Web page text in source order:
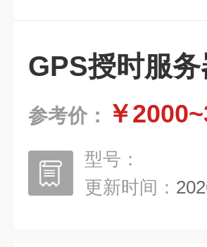
GPS授时服
参考价： ￥
型号：
更新时间：